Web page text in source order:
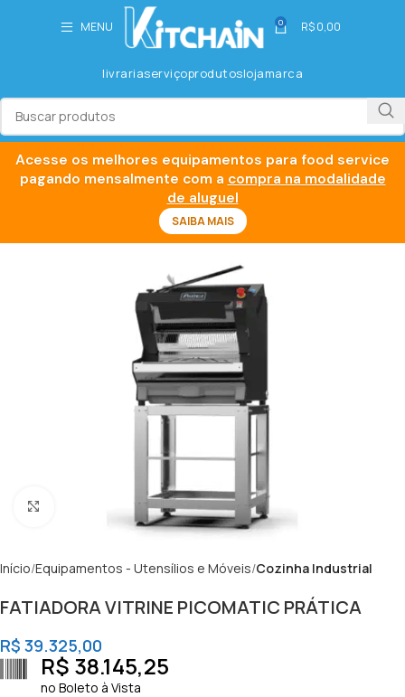
MENU 0 R$0,00
livrariaserviçoprodutoslojamarca
Clique para ampliar
Início Equipamentos - Utensílios e Móveis Cozinha Industrial
FATIADORA VITRINE PICOMATIC PRÁTICA
R$ 39.325,00
R$ 38.145,25
no Boleto à Vista
Acesse os melhores equipamentos para food service
pagando mensalmente com a compra na modalidade
de aluguel
SAIBA MAIS